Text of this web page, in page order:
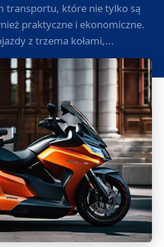
transportu, które nie tylko są
praktyczne i ekonomiczne.
z trzema kołami,...